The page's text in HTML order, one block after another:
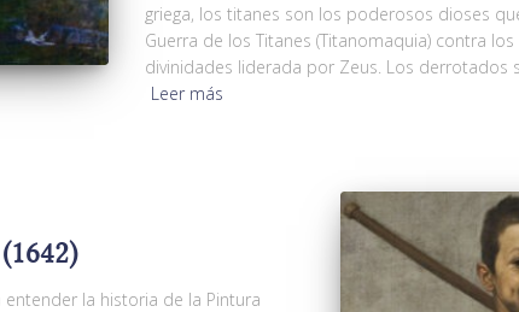
griega, los titanes son los poderosos dioses
Guerra de los Titanes (Titanomaquia) contra
divinidades liderada por Zeus. Los derrotados
Leer más
la historia de la Pintura